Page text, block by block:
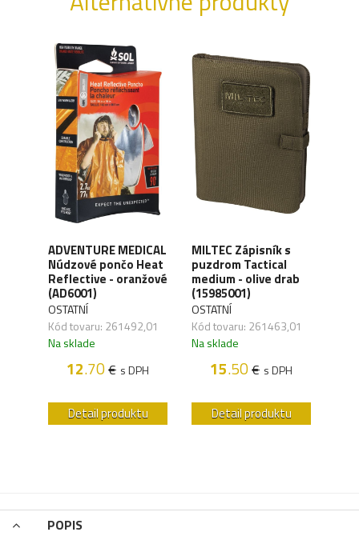
ADVENTURE MEDICAL
Núdzové pončo Heat
Reflective - oranžové
(AD6001)
OSTATNÍ
Kód tovaru: 261492,01
Na sklade
12.70€ s DPH
Detail produktu
MILTEC Zápisník s
puzdrom Tactical
medium - olive drab
(15985001)
OSTATNÍ
Kód tovaru: 261463,01
Na sklade
15.50€ s DPH
Detail produktu
POPIS